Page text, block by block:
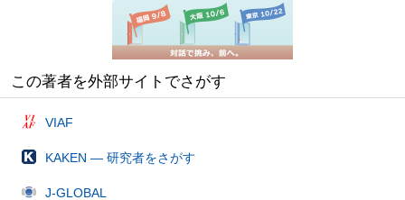
この著者を外部サイトでさがす
VIAF
KAKEN — 研究者をさがす
J-GLOBAL